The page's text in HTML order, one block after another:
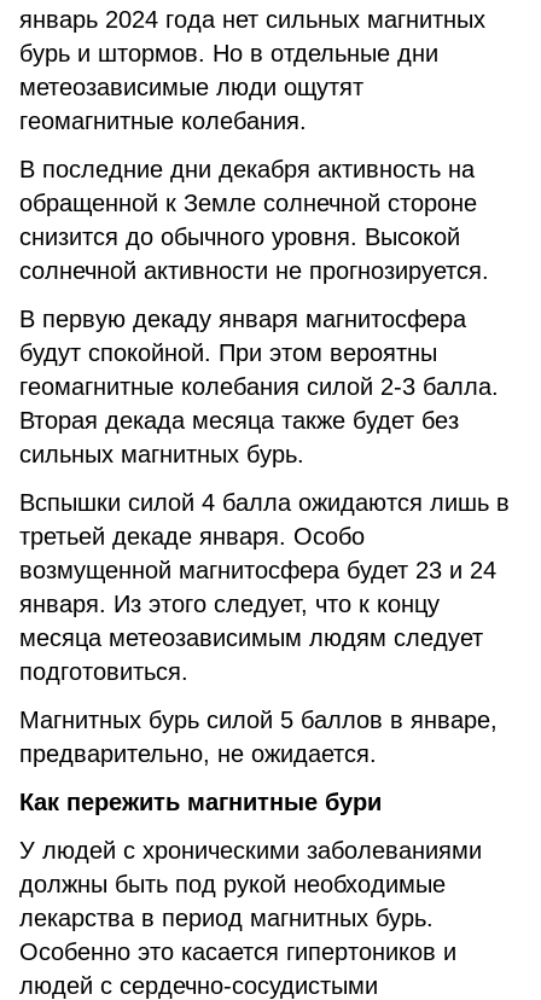
январь 2024 года нет сильных магнитных
бурь и штормов. Но в отдельные дни
метеозависимые люди ощутят
геомагнитные колебания.
В последние дни декабря активность на
обращенной к Земле солнечной стороне
снизится до обычного уровня. Высокой
солнечной активности не прогнозируется.
В первую декаду января магнитосфера
будут спокойной. При этом вероятны
геомагнитные колебания силой 2-3 балла.
Вторая декада месяца также будет без
сильных магнитных бурь.
Вспышки силой 4 балла ожидаются лишь в
третьей декаде января. Особо
возмущенной магнитосфера будет 23 и 24
января. Из этого следует, что к концу
месяца метеозависимым людям следует
подготовиться.
Магнитных бурь силой 5 баллов в январе,
предварительно, не ожидается.
Как пережить магнитные бури
У людей с хроническими заболеваниями
должны быть под рукой необходимые
лекарства в период магнитных бурь.
Особенно это касается гипертоников и
людей с сердечно-сосудистыми